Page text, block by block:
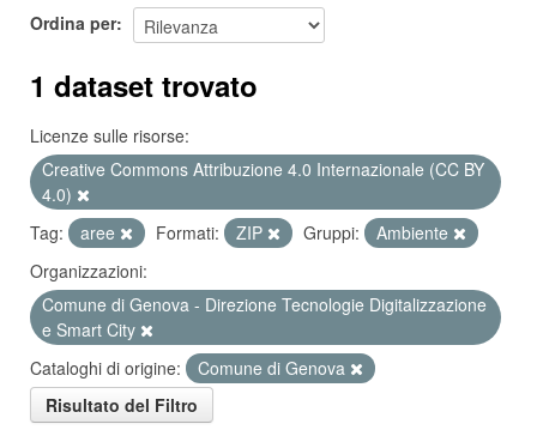
Ordina per
1 dataset trovato
Licenze sulle risorse:
Creative Commons Attribuzione 4.0 Internazionale (CC BY
4.0)
Tag:
aree Formati: ZIP Gruppi:
Ambiente
Organizzazioni:
Comune di Genova - Direzione Tecnologie Digitalizzazione
e Smart City
Cataloghi di origine:
Comune di Genova
Risultato del Filtro